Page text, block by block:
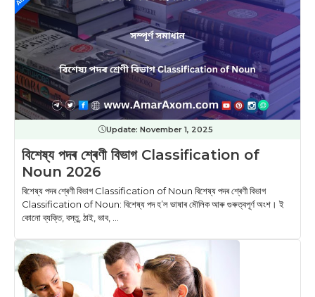
Update: November 1, 2025
বিশেষ্য পদৰ শ্ৰেণী বিভাগ Classification of
Noun 2026
বিশেষ্য পদৰ শ্ৰেণী বিভাগ Classification of Noun বিশেষ্য পদৰ শ্ৰেণী বিভাগ
Classification of Noun: বিশেষ্য পদ হ’ল ভাষাৰ মৌলিক আৰু গুৰুত্বপূৰ্ণ অংশ। ই
কোনো ব্যক্তি, বস্তু, ঠাই, ভাব, ...